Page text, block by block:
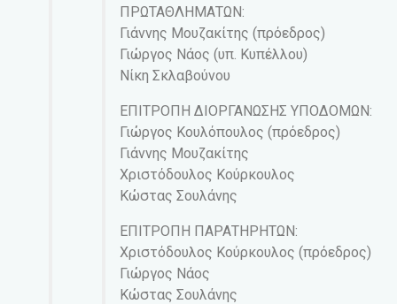
ΠΡΩΤΑΘΛΗΜΑΤΩΝ:
Γιάννης Μουζακίτης (πρόεδρος)
Γιώργος Νάος (υπ. Κυπέλλου)
Νίκη Σκλαβούνου
ΕΠΙΤΡΟΠΗ ΔΙΟΡΓΑΝΩΣΗΣ ΥΠΟΔΟΜΩΝ:
Γιώργος Κουλόπουλος (πρόεδρος)
Γιάννης Μουζακίτης
Χριστόδουλος Κούρκουλος
Κώστας Σουλάνης
ΕΠΙΤΡΟΠΗ ΠΑΡΑΤΗΡΗΤΩΝ:
Χριστόδουλος Κούρκουλος (πρόεδρος)
Γιώργος Νάος
Κώστας Σουλάνης